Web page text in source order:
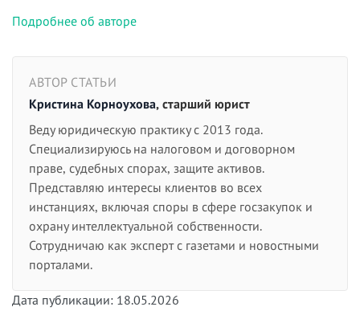
Подробнее об авторе
АВТОР СТАТЬИ
Кристина Корноухова, старший юрист
Веду юридическую практику с 2013 года.
Специализируюсь на налоговом и договорном
праве, судебных спорах, защите активов.
Представляю интересы клиентов во всех
инстанциях, включая споры в сфере госзакупок и
охрану интеллектуальной собственности.
Сотрудничаю как эксперт с газетами и новостными
порталами.
Дата публикации: 18.05.2026